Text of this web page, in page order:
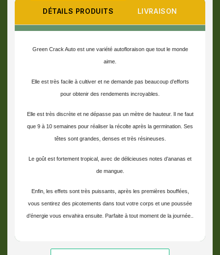
DÉTAILS PRODUITS LIVRAISON
Green Crack Auto est une variété autofloraison que tout le monde
aime.
Elle est très facile à cultiver et ne demande pas beaucoup d’efforts
pour obtenir des rendements incroyables.
Elle est très discrète et ne dépasse pas un mètre de hauteur. Il ne faut
que 9 à 10 semaines pour réaliser la récolte après la germination. Ses
têtes sont grandes, denses et très résineuses.
Le goût est fortement tropical, avec de délicieuses notes d’ananas et
de mangue.
Enfin, les effets sont très puissants, après les premières bouffées,
vous sentirez des picotements dans tout votre corps et une poussée
d’énergie vous envahira ensuite. Parfaite à tout moment de la journée.